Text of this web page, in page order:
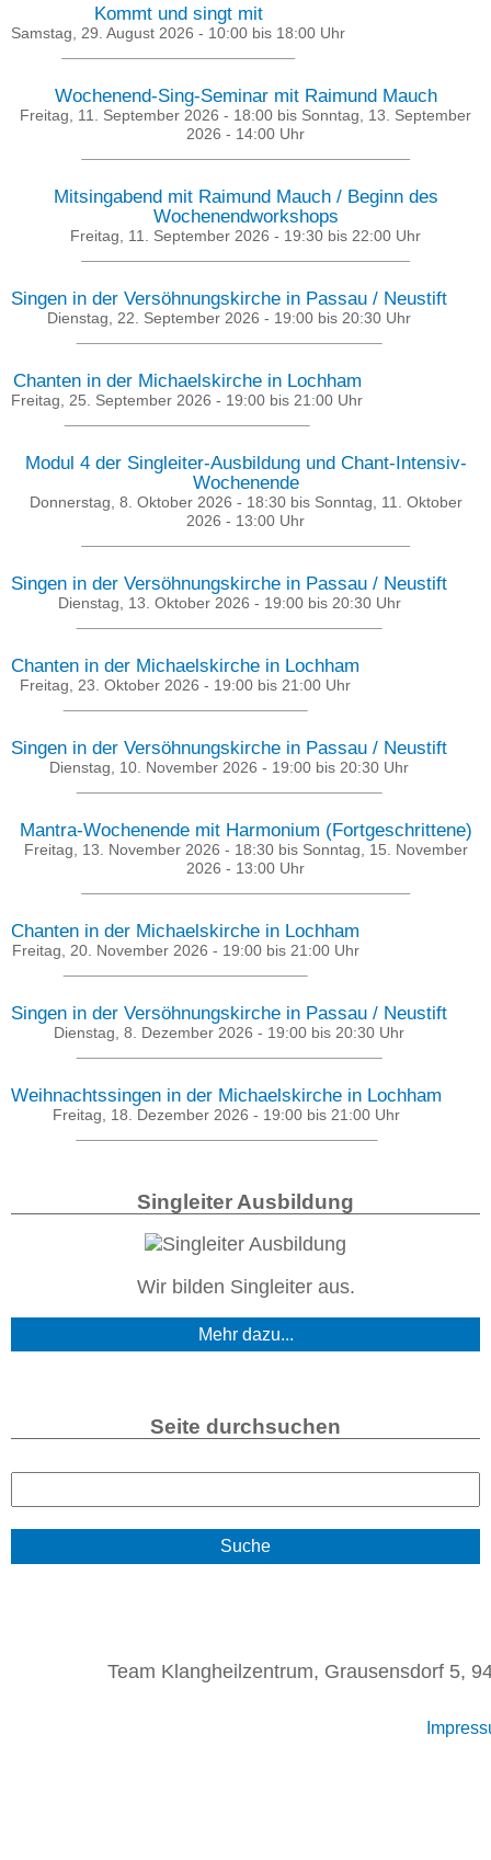
Kommt und singt mit
Samstag, 29. August 2026 - 10:00 bis 18:00 Uhr
Wochenend-Sing-Seminar mit Raimund Mauch
Freitag, 11. September 2026 - 18:00 bis Sonntag, 13. September
2026 - 14:00 Uhr
Mitsingabend mit Raimund Mauch / Beginn des
Wochenendworkshops
Freitag, 11. September 2026 - 19:30 bis 22:00 Uhr
Singen in der Versöhnungskirche in Passau / Neustift
Dienstag, 22. September 2026 - 19:00 bis 20:30 Uhr
Chanten in der Michaelskirche in Lochham
Freitag, 25. September 2026 - 19:00 bis 21:00 Uhr
Modul 4 der Singleiter-Ausbildung und Chant-Intensiv-
Wochenende
Donnerstag, 8. Oktober 2026 - 18:30bis Sonntag, 11. Oktober
2026 - 13:00 Uhr
Singen in der Versöhnungskirche in Passau / Neustift
Dienstag, 13. Oktober 2026 - 19:00bis 20:30Uhr
Chanten in der Michaelskirche in Lochham
Freitag, 23. Oktober 2026 - 19:00 bis 21:00 Uhr
Singen in der Versöhnungskirche in Passau / Neustift
Dienstag, 10. November 2026 - 19:00 bis 20:30 Uhr
Mantra-Wochenende mit Harmonium (Fortgeschrittene)
Freitag, 13. November 2026 - 18:30bis Sonntag, 15. November
2026 - 13:00 Uhr
Chanten in der Michaelskirche in Lochham
Freitag, 20. November 2026 - 19:00bis 21:00Uhr
Singen in der Versöhnungskirche in Passau / Neustift
Dienstag, 8. Dezember 2026 - 19:00 bis 20:30 Uhr
Weihnachtssingen in der Michaelskirche in Lochham
Freitag, 18. Dezember 2026 - 19:00 bis 21:00 Uhr
Singleiter Ausbildung
Wir bilden Singleiter aus.
Mehr dazu...
Seite durchsuchen
S
c
Team Klangheilzentrum, Grausensdorf 5,